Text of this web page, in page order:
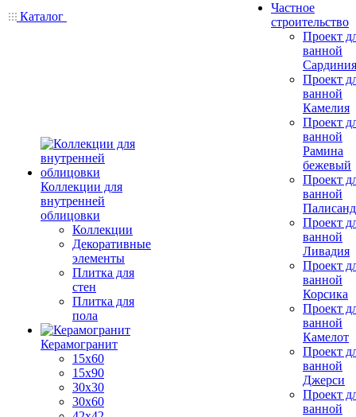
Каталог
Коллекции для
внутренней
облицовки
Коллекции
Декоративные
элементы
Плитка для
стен
Плитка для
пола
Керамогранит
15х60
15x90
30х30
30х60
Частное
строительство
Проект
ванной
Сардиния
Проект
ванной
Камелия
Проект
ванной
Рамина
бежевый
Проект
ванной
Проект
ванной
Ливадия
Проект
ванной
Корсика
Проект
ванной
Камелот
Проект
ванной
Джерси
Проект
ванной